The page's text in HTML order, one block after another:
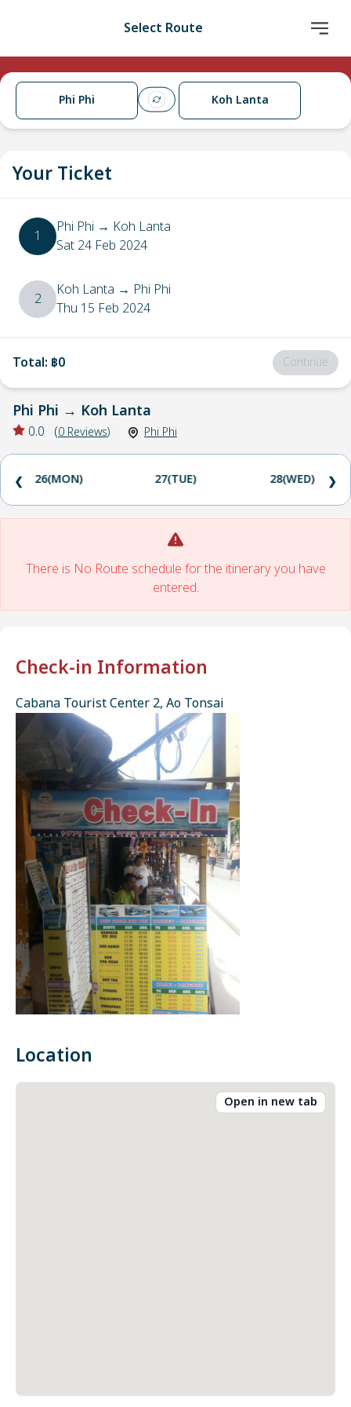
Select Route
Phi Phi Koh Lanta
Your Ticket
1 Phi Phi → Koh Lanta
Sat 24 Feb 2024
2 Koh Lanta → Phi Phi
Thu 15 Feb 2024
Total: ฿0 Continue
Phi Phi → Koh Lanta
0.0 (0 Reviews) Phi Phi
26(MON) 27(TUE) 28(WED)
❮ ❯
There is No Route schedule for the itinerary you have
entered.
Check-in Information
Cabana Tourist Center 2, Ao Tonsai
Location
Open in new tab